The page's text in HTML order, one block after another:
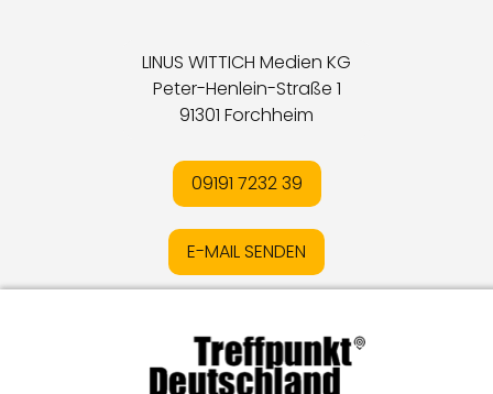
LINUS WITTICH Medien KG
Peter-Henlein-Straße 1
91301 Forchheim
09191 7232 39
E-MAIL SENDEN
DatenschutzIOnline-Streitschlichtung
MediadatenIKontakt IVertrag widerrufen